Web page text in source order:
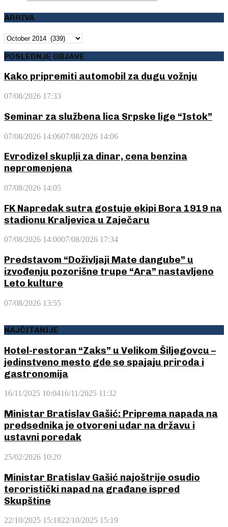
ARHIVA
ARHIVA
POSLEDNJE OBJAVE
Kako pripremiti automobil za dugu vožnju
07/08/2026 17:33
Seminar za službena lica Srpske lige “Istok”
07/08/2026 14:0607/08/2026 14:06
Evrodizel skuplji za dinar, cena benzina
nepromenjena
07/08/2026 14:05
FK Napredak sutra gostuje ekipi Bora 1919 na
stadionu Kraljevica u Zaječaru
07/08/2026 14:0007/08/2026 17:34
Predstavom “Doživljaji Mate dangube” u
izvođenju pozorišne trupe “Ara” nastavljeno
Leto kulture
07/08/2026 13:55
NAJČITANIJE
Hotel-restoran “Zaks” u Velikom Šiljegovcu –
jedinstveno mesto gde se spajaju priroda i
gastronomija
16/11/2025 10:0416/11/2025 11:32
Ministar Bratislav Gašić: Priprema napada na
predsednika je otvoreni udar na državu i
ustavni poredak
25/02/2026 10:20
Ministar Bratislav Gašić najoštrije osudio
teroristički napad na građane ispred
Skupštine
22/10/2025 15:1822/10/2025 15:19